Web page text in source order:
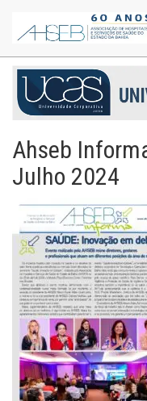
Ahseb
Julho 2024